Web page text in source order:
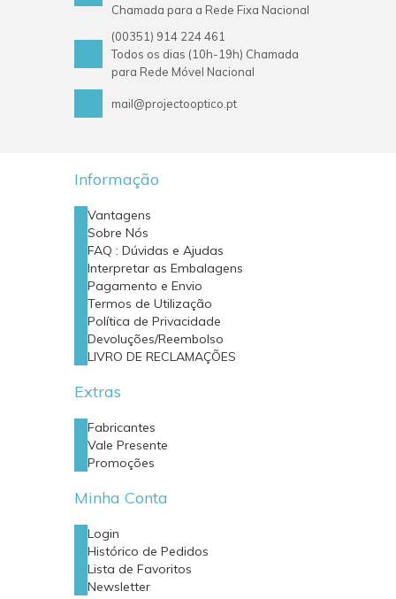
Chamada para a Rede Fixa Nacional
(00351) 914 224 461
Todos os dias (10h-19h) Chamada
para Rede Móvel Nacional
mail@projectooptico.pt
Informação
Vantagens
Sobre Nós
FAQ : Dúvidas e Ajudas
Interpretar as Embalagens
Pagamento e Envio
Termos de Utilização
Política de Privacidade
Devoluções/Reembolso
LIVRO DE RECLAMAÇÕES
Extras
Fabricantes
Vale Presente
Promoções
Minha Conta
Login
Histórico de Pedidos
Lista de Favoritos
Newsletter